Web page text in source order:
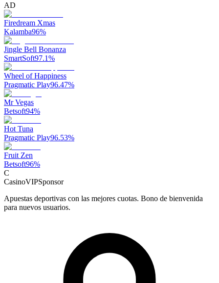
AD
Firedream Xmas
Kalamba96%
Jingle Bell Bonanza
SmartSoft97.1%
Wheel of Happiness
Pragmatic Play96.47%
Mr Vegas
Betsoft94%
Hot Tuna
Pragmatic Play96.53%
Fruit Zen
Betsoft96%
C
CasinoVIPSponsor
Apuestas deportivas con las mejores cuotas. Bono de bienvenida
para nuevos usuarios.